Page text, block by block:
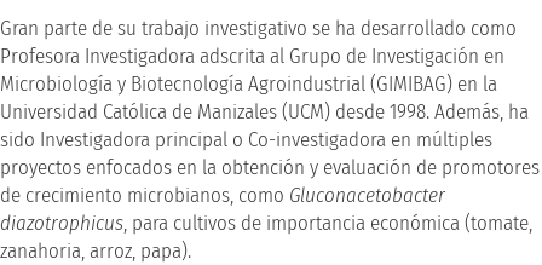
Gran parte de su trabajo investigativo se ha desarrollado como
Profesora Investigadora adscrita al Grupo de Investigación en
Microbiología y Biotecnología Agroindustrial (GIMIBAG) en la
Universidad Católica de Manizales (UCM) desde 1998. Además, ha
sido Investigadora principal o Co-investigadora en múltiples
proyectos enfocados en la obtención y evaluación de promotores
de crecimiento microbianos, como Gluconacetobacter
diazotrophicus, para cultivos de importancia económica (tomate,
zanahoria, arroz, papa).